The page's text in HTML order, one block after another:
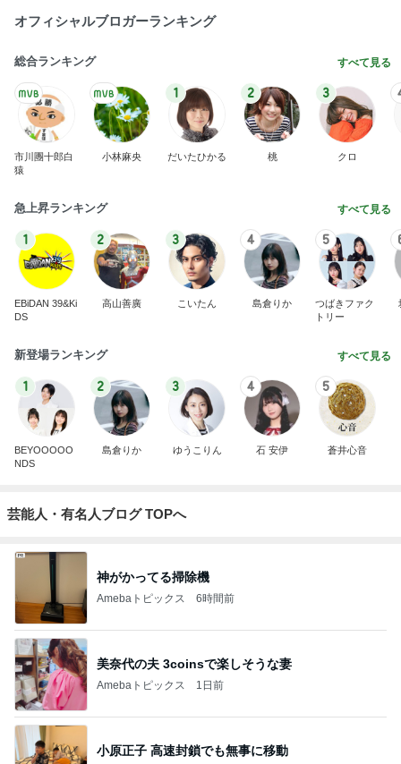
オフィシャルブロガーランキング
総合ランキング すべて見る
市川團十郎白
猿
小林麻央
1
だいたひかる
2
桃
3
クロ
急上昇ランキング すべて見る
1
EBiDAN 39&Ki
DS
2
高山善廣
3
こいたん
4
島倉りか
5
つばきファク
トリー
新登場ランキング すべて見る
1
BEYOOOOO
NDS
2
島倉りか
3
ゆうこりん
4
石 安伊
5
蒼井心音
芸能人・有名人ブログ TOPへ
神がかってる掃除機
Amebaトピックス 6時間前
美奈代の夫 3coinsで楽しそうな妻
Amebaトピックス 1日前
小原正子 高速封鎖でも無事に移動